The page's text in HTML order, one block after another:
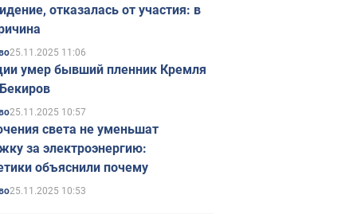
отказалась от участия: в
25.11.2025 11:06
умер бывший пленник Кремля
25.11.2025 10:57
света не уменьшат
за электроэнергию:
объяснили почему
25.11.2025 10:53